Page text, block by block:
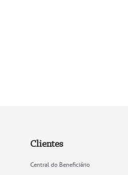
Clientes
Central do Beneficiário